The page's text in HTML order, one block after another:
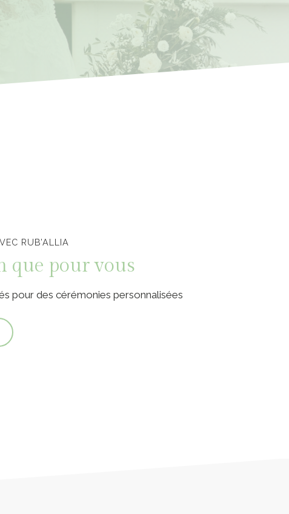
RUB’ALLIA
que pour vous
pour des cérémonies personnalisées